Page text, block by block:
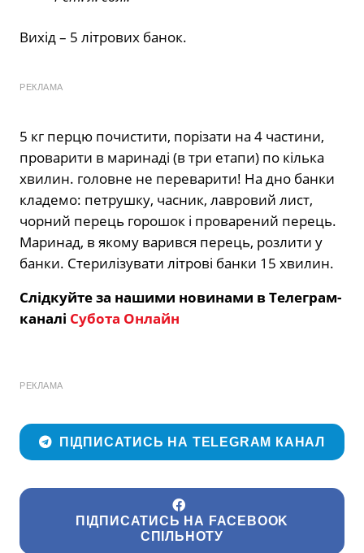
Вихід – 5 літрових банок.
РЕКЛАМА
5 кг перцю почистити, порізати на 4 частини,
проварити в маринаді (в три етапи) по кілька
хвилин. головне не переварити! На дно банки
кладемо: петрушку, часник, лавровий лист,
чорний перець горошок і проварений перець.
Маринад, в якому варився перець, розлити у
банки. Стерилізувати літрові банки 15 хвилин.
Слідкуйте за нашими новинами в Телеграм-
каналі Субота Онлайн
РЕКЛАМА
ПІДПИСАТИСЬ НА TELEGRAM КАНАЛ
ПІДПИСАТИСЬ НА FACEBOOK
СПІЛЬНОТУ